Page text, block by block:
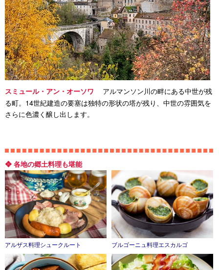
スミュール・アン・オーソワ
アルマンソン川の畔にある中世が残
る町。14世紀建造の要塞は独特の形状の塔が残り、中世の雰囲気を
さらに色濃く醸し出します。
❖ 各地の郷土料理も堪能
アルザス料理シュークルート ブルゴーニュ料理エスカルゴ